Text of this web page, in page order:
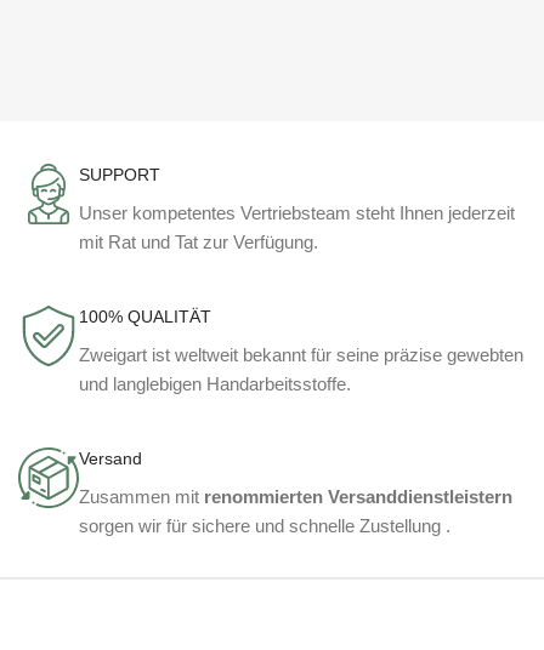
SUPPORT
Unser kompetentes Vertriebsteam steht Ihnen jederzeit
mit Rat und Tat zur Verfügung.
100% QUALITÄT
Zweigart ist weltweit bekannt für seine präzise gewebten
und langlebigen Handarbeitsstoffe.
Versand
Zusammen mit renommierten Versanddienstleistern
sorgen wir für sichere und schnelle Zustellung .